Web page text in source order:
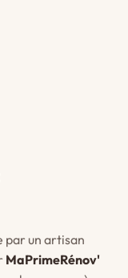
par un artisan
MaPrimeRénov'